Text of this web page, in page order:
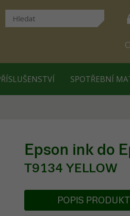
SPOTŘEBNÍ
Epson ink do
T9134 YELLOW
POPIS